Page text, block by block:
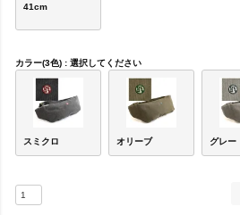
41cm
カラー(3色) 選択してください
スミクロ オリーブ グレー